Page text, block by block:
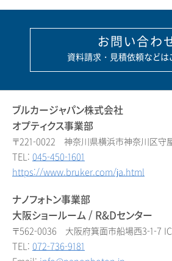
お問い合わ
資料請求・見積依頼などは
ブルカージャパン株式会社
オプティクス事業部
〒221-0022 神奈川県横浜市神奈川区守
TEL: 045-450-1601
https://www.bruker.com/ja.html
ナノフォトン事業部
大阪ショールーム / R&Dセンター
〒562-0036 大阪府箕面市船場西3-1-7
TEL: 072-736-9181